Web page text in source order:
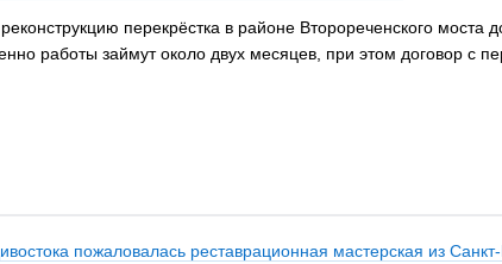
перекрёстка в районе Второреченского моста
работы займут около двух месяцев, при этом договор с
пожаловалась реставрационная мастерская из